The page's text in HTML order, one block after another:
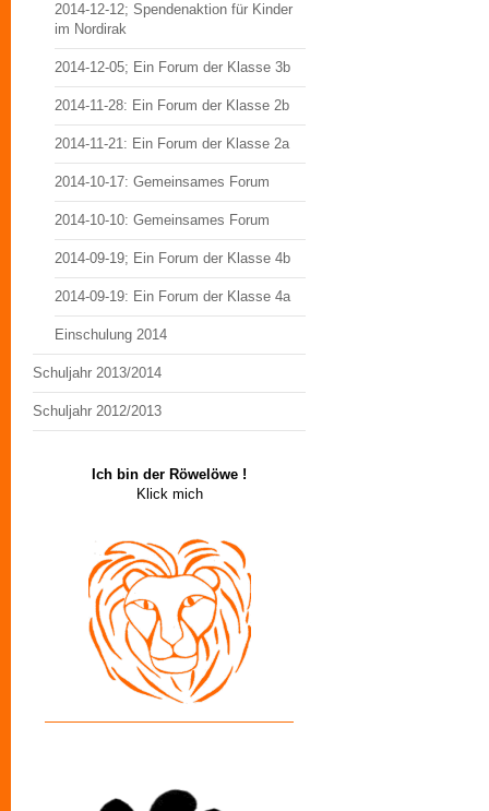
2014-12-12; Spendenaktion für Kinder
im Nordirak
2014-12-05; Ein Forum der Klasse 3b
2014-11-28: Ein Forum der Klasse 2b
2014-11-21: Ein Forum der Klasse 2a
2014-10-17: Gemeinsames Forum
2014-10-10: Gemeinsames Forum
2014-09-19; Ein Forum der Klasse 4b
2014-09-19: Ein Forum der Klasse 4a
Einschulung 2014
Schuljahr 2013/2014
Schuljahr 2012/2013
Ich bin der Röwelöwe !
Klick mich